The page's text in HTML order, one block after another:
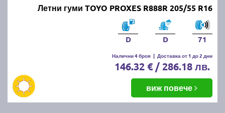
Летни гуми TOYO PROXES R888R 205/55 R16
D D 71
Налични 4 броя | Доставка от 1 до 2 дни
146.32 € / 286.18 лв.
виж повече